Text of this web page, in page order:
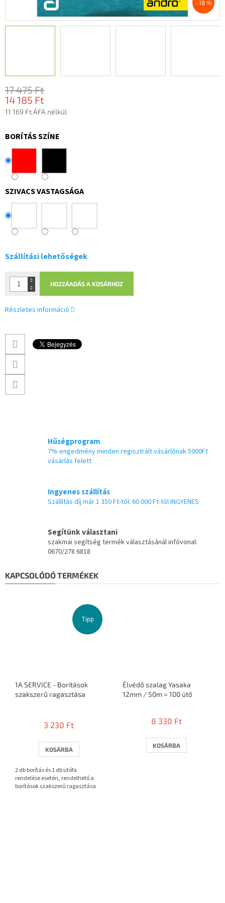
–18 %
17 475 Ft
14 185 Ft
11 169 Ft ÁFA nélkül
BORÍTÁS SZÍNE
SZIVACS VASTAGSÁGA
Szállítási lehetőségek
HOZZÁADÁS A KOSÁRHOZ
Részletes információ
Hűségprogram
7% engedmény minden regisztrált vásárlónak 5000Ft
vásárlás felett
Ingyenes szállítás
Szállítás díj már 1 350 Ft-tól. 60 000 Ft-tól INGYENES
Segítünk választani
szakmai segítség termék választásánál infóvonal:
0670/278 6818
KAPCSOLÓDÓ TERMÉKEK
Tipp
1A SERVICE - Borítások
szakszerű ragasztása
átlagos
5-
ből
csillag.
3 230 Ft
KOSÁRBA
2 db borítás és 1 db ütőfa
rendelése esetén, rendelhető a
borítások szakszerű ragasztása
Élvédő szalag Yasaka
12mm / 50m = 100 ütő
8 330 Ft
KOSÁRBA